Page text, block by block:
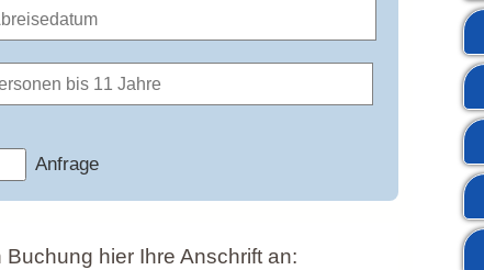
Anfrage
hier Ihre Anschrift an: